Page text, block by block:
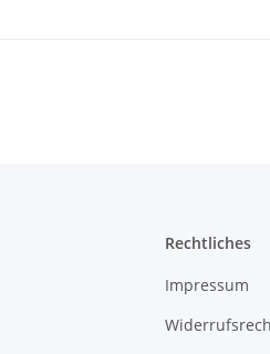
Rechtliches
Impressum